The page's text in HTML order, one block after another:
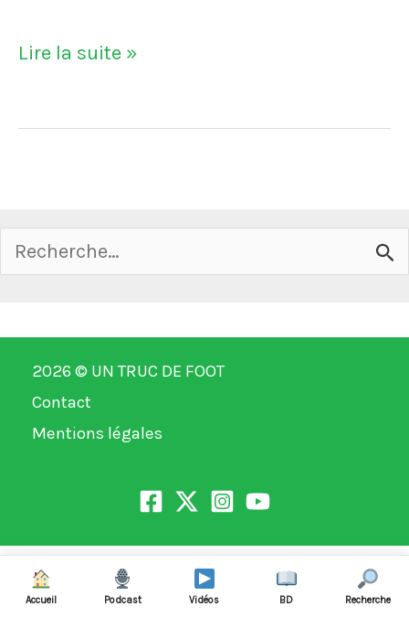
VIDÉO
Un
800km
en
pour
voir
Etienne
et
Lire la suite »
Rechercher :
2026 © UN TRUC DE FOOT
Contact
Mentions légales
Accueil Podcast Vidéos BD Recherche